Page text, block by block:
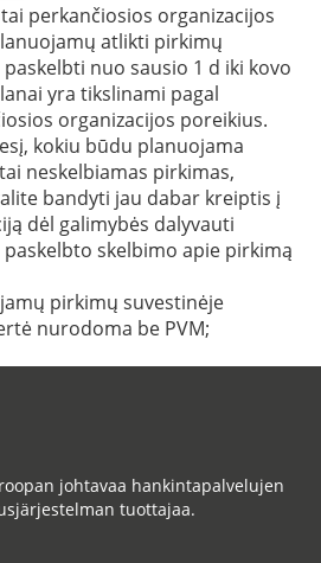
perkančiosios organizacijos
atlikti pirkimų
nuo sausio 1 d iki kovo
yra tikslinami pagal
organizacijos poreikius.
kokiu būdu planuojama
neskelbiamas pirkimas,
bandyti jau dabar kreiptis į
dėl galimybės dalyvauti
skelbimo apie pirkimą
pirkimų suvestinėje
nurodoma be PVM;
johtavaa hankintapalvelujen
tuottajaa.